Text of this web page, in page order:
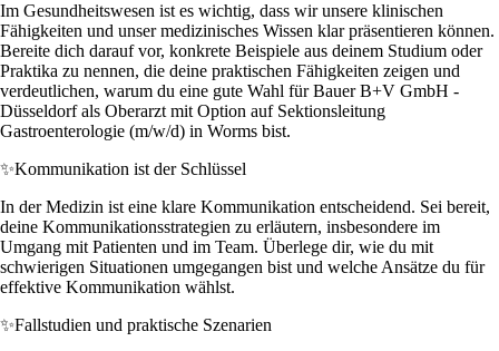
Im Gesundheitswesen ist es wichtig, dass wir unsere klinischen
Fähigkeiten und unser medizinisches Wissen klar präsentieren können.
Bereite dich darauf vor, konkrete Beispiele aus deinem Studium oder
Praktika zu nennen, die deine praktischen Fähigkeiten zeigen und
verdeutlichen, warum du eine gute Wahl für Bauer B+V GmbH -
Düsseldorf als Oberarzt mit Option auf Sektionsleitung
Gastroenterologie (m/w/d) in Worms bist.
✨Kommunikation ist der Schlüssel
In der Medizin ist eine klare Kommunikation entscheidend. Sei bereit,
deine Kommunikationsstrategien zu erläutern, insbesondere im
Umgang mit Patienten und im Team. Überlege dir, wie du mit
schwierigen Situationen umgegangen bist und welche Ansätze du für
effektive Kommunikation wählst.
✨Fallstudien und praktische Szenarien